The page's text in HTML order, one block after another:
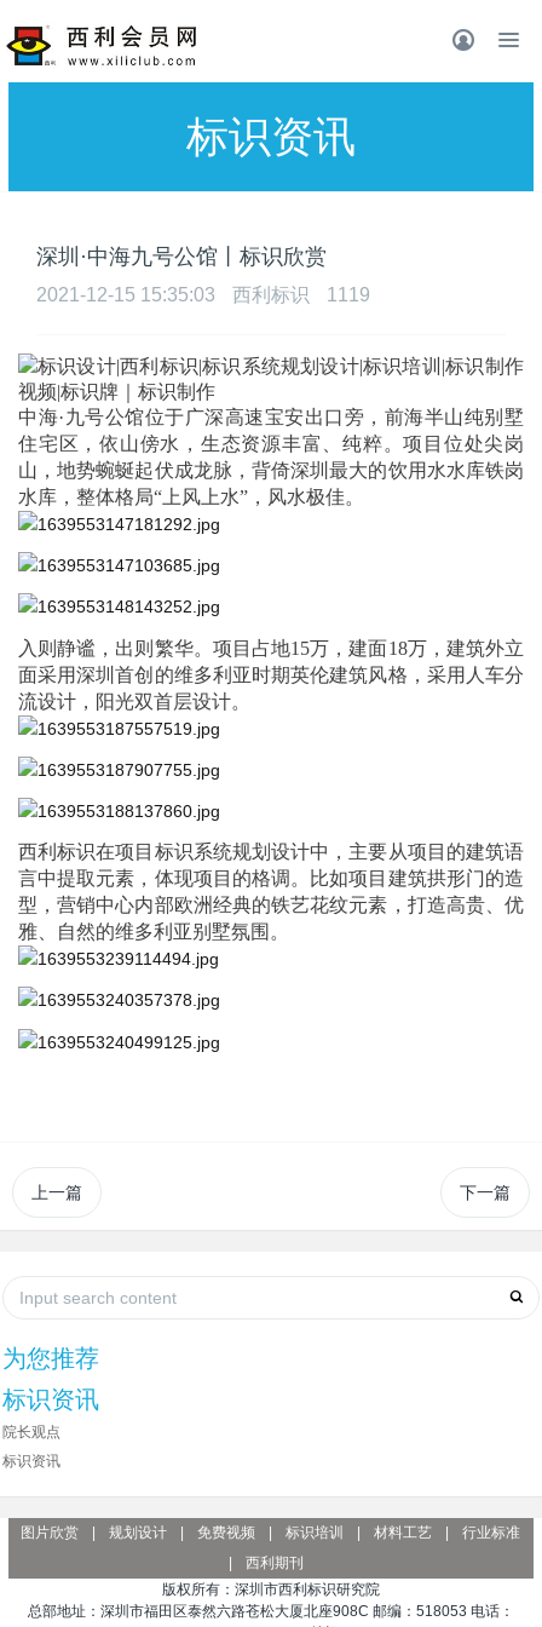
标识资讯
深圳·中海九号公馆丨标识欣赏
2021-12-15 15:35:03 西利标识 1119
中海·九号公馆位于广深高速宝安出口旁，前海半山纯别墅
住宅区，依山傍水，生态资源丰富、纯粹。项目位处尖岗
山，地势蜿蜒起伏成龙脉，背倚深圳最大的饮用水水库铁岗
水库，整体格局“上风上水”，风水极佳。
入则静谧，出则繁华。 项目占地15万，建面18万， 建筑外立
面采用深圳首创的维多利亚时期英伦建筑风格，采用人车分
流设计，阳光双首层设计。
西利标识在项目标识系统规划设计中，主要从项目的建筑语
言中提取元素，体现项目的格调。比如项目建筑拱形门的造
型，营销中心内部欧洲经典的铁艺花纹元素，打造高贵、优
雅、自然的维多利亚别墅氛围。
上一篇 下一篇
为您推荐
标识资讯
院长观点
标识资讯
图片欣赏 | 规划设计 | 免费视频 | 标识培训 | 材料工艺 |
行业标准
|
西利期刊
版权所有：深圳市西利标识研究院
总部地址：深圳市福田区泰然六路苍松大厦北座908C 邮编：518053 电话：